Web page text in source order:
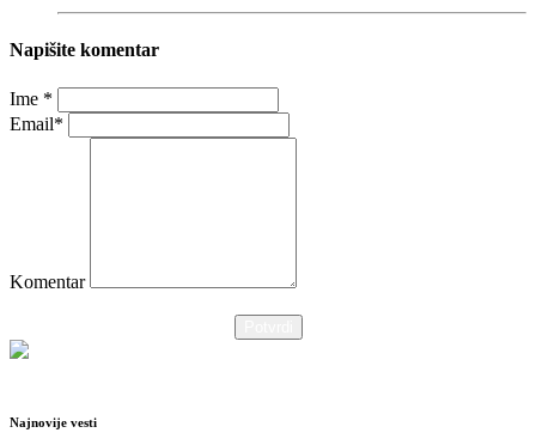
Napišite komentar
Ime *
Email*
Komentar
Najnovije vesti